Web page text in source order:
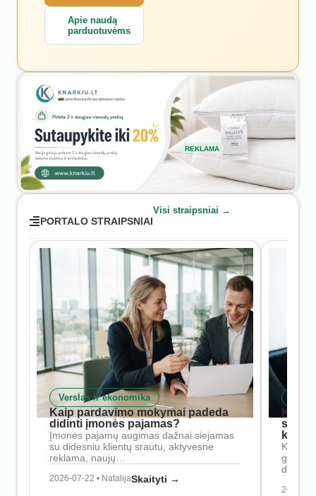
Apie naudą
parduotuvėms
REKLAMA
PORTALO STRAIPSNIAI
Visi straipsniai →
Verslas ir ekonomika
Kaip pardavimo mokymai padeda
didinti įmonės pajamas?
Įmonės pajamų augimas dažnai siejamas
su didesniu klientų srautu, aktyvesne
reklama, naujų…
2026-07-22 • NatalijaSkaityti →
Kaip
2026-